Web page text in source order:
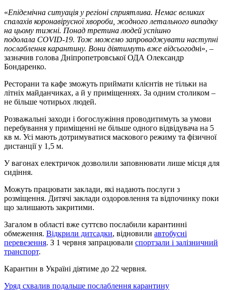
«Епідемічна ситуація у регіоні сприятлива. Немає великих
спалахів коронавірусної хвороби, жодного летального випадку
на цьому тижні. Понад третина людей успішно
подолала COVID-19. Тож можемо запроваджувати наступні
послаблення карантину. Вони діятимуть вже відсьогодні», –
зазначив голова Дніпропетровської ОДА Олександр
Бондаренко.
Ресторани та кафе зможуть приймати клієнтів не тільки на
літніх майданчиках, а й у приміщеннях. За одним столиком –
не більше чотирьох людей.
Розважальні заходи і богослужіння проводитимуть за умови
перебування у приміщенні не більше одного відвідувача на 5
кв м. Усі мають дотримуватися маскового режиму та фізичної
дистанції у 1,5 м.
У вагонах електричок дозволили заповнювати лише місця для
сидіння.
Можуть працювати заклади, які надають послуги з
розміщення. Дитячі заклади оздоровлення та відпочинку поки
що залишають закритими.
Загалом в області вже суттєво послабили карантинні
обмеження. Відкрили дитсадки, відновили автобусні
перевезення. З 1 червня запрацювали спортзали і залізничний
транспорт.
Карантин в Україні діятиме до 22 червня.
Уряд схвалив подальше послаблення карантину